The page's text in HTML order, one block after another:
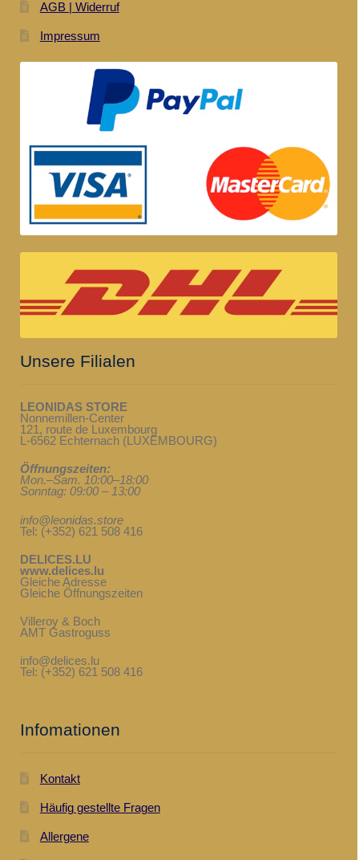
AGB | Widerruf
Impressum
Unsere Filialen
LEONIDAS STORE
Nonnemillen-Center
121, route de Luxembourg
L-6562 Echternach (LUXEMBOURG)
Öffnungszeiten:
Mon.–Sam. 10:00–18:00
Sonntag: 09:00 – 13:00
info@leonidas.store
Tel: (+352) 621 508 416
DELICES.LU
www.delices.lu
Gleiche Adresse
Gleiche Öffnungszeiten
Villeroy & Boch
AMT Gastroguss
info@delices.lu
Tel: (+352) 621 508 416
Infomationen
Kontakt
Häufig gestellte Fragen
Allergene